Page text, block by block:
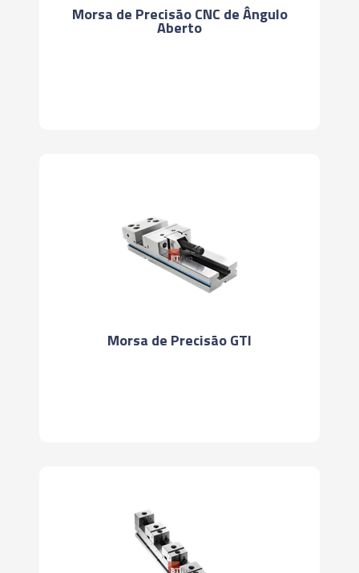
Morsa de Precisão CNC de Ângulo
Aberto
Morsa de Precisão GTI